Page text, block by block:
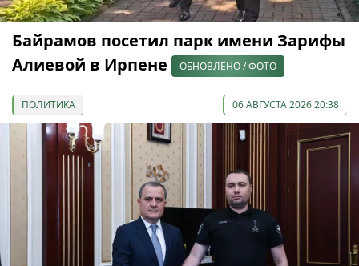
Байрамов посетил парк имени Зарифы
Алиевой в Ирпене
ОБНОВЛЕНО / ФОТО
ПОЛИТИКА 06 АВГУСТА 2026 20:38